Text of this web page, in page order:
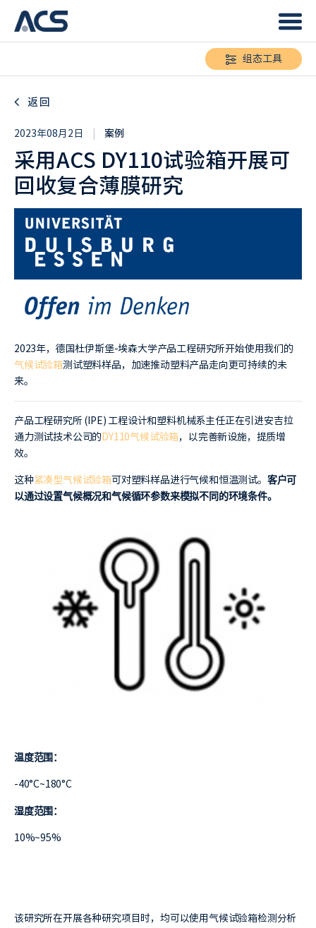
组态工具
返回
2023年08月2日 案例
采用ACS DY110试验箱开展可
回收复合薄膜研究
2023年，德国杜伊斯堡-埃森大学产品工程研究所开始使用我们的
气候试验箱测试塑料样品，加速推动塑料产品走向更可持续的未
来。
产品工程研究所 (IPE) 工程设计和塑料机械系主任正在引进安吉拉
通力测试技术公司的 DY110气候试验箱，以完善新设施，提质增
效。
这种 紧凑型气候试验箱可对塑料样品进行气候和恒温测试。 客户可
以通过设置气候概况和气候循环参数来模拟不同的环境条件。
温度范围：
-40°C~180°C
湿度范围：
10%~95%
该研究所在开展各种研究项目时，均可以使用气候试验箱检测分析